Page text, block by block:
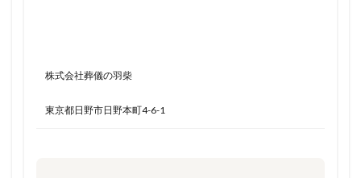
株式会社葬儀の羽柴
東京都日野市日野本町4-6-1